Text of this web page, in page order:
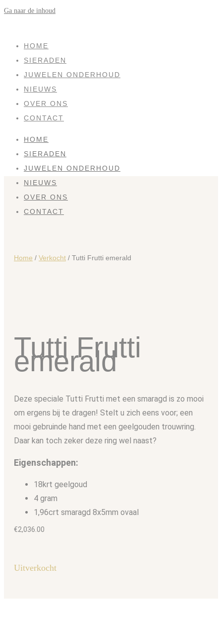
Ga naar de inhoud
HOME
SIERADEN
JUWELEN ONDERHOUD
NIEUWS
OVER ONS
CONTACT
HOME
SIERADEN
JUWELEN ONDERHOUD
NIEUWS
OVER ONS
CONTACT
Home / Verkocht / Tutti Frutti emerald
NEW SOLD
Tutti Frutti
emerald
Deze speciale Tutti Frutti met een smaragd is zo mooi
om ergens bij te dragen! Stelt u zich eens voor; een
mooi gebruinde hand met een geelgouden trouwring.
Daar kan toch zeker deze ring wel naast?
Eigenschappen:
18krt geelgoud
4 gram
1,96crt smaragd 8x5mm ovaal
€2,036.00
Uitverkocht